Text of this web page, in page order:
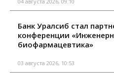
Банк Уралсиб стал
конференции
биофармацевтика»
03 августа 2026, 10:53